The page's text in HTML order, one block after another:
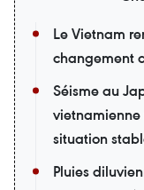
Le Vietnam
changement
Séisme au
vietnamienne
situation
Pluies